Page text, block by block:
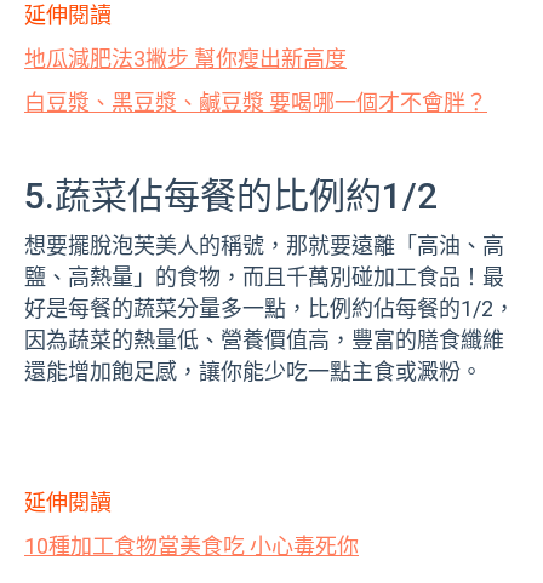
延伸閱讀
地瓜減肥法3撇步 幫你瘦出新高度
白豆漿、黑豆漿、鹹豆漿 要喝哪一個才不會胖？
5.蔬菜佔每餐的比例約1/2
想要擺脫泡芙美人的稱號，那就要遠離「高油、高
鹽、高熱量」的食物，而且千萬別碰加工食品！最
好是每餐的蔬菜分量多一點，比例約佔每餐的1/2，
因為蔬菜的熱量低、營養價值高，豐富的膳食纖維
還能增加飽足感，讓你能少吃一點主食或澱粉。
延伸閱讀
10種加工食物當美食吃 小心毒死你